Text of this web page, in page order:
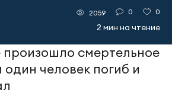
2059 0 0
2 мин на чтение